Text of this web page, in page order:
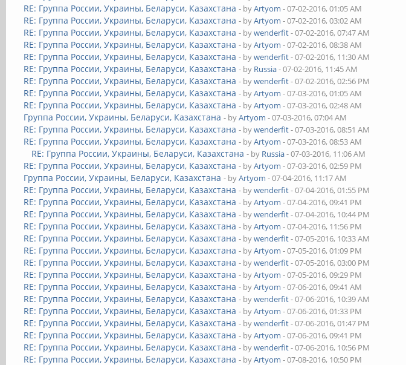
RE: Группа России, Украины, Беларуси, Казахстана - byArtyom - 07-02-2016, 01:05 AM
RE: Группа России, Украины, Беларуси, Казахстана - byArtyom - 07-02-2016, 03:02 AM
RE: Группа России, Украины, Беларуси, Казахстана - bywenderfit- 07-02-2016, 07:47 AM
RE: Группа России, Украины, Беларуси, Казахстана - byArtyom - 07-02-2016, 08:38 AM
RE: Группа России, Украины, Беларуси, Казахстана - bywenderfit- 07-02-2016, 11:30 AM
RE: Группа России, Украины, Беларуси, Казахстана - by Russia- 07-02-2016, 11:45 AM
RE: Группа России, Украины, Беларуси, Казахстана - bywenderfit- 07-02-2016, 02:56 PM
RE: Группа России, Украины, Беларуси, Казахстана - byArtyom - 07-03-2016, 01:05 AM
RE: Группа России, Украины, Беларуси, Казахстана - byArtyom - 07-03-2016, 02:48 AM
Группа России, Украины, Беларуси, Казахстана - byArtyom - 07-03-2016, 07:04 AM
RE: Группа России, Украины, Беларуси, Казахстана - bywenderfit- 07-03-2016, 08:51 AM
RE: Группа России, Украины, Беларуси, Казахстана - byArtyom - 07-03-2016, 08:53 AM
RE: Группа России, Украины, Беларуси, Казахстана - by Russia- 07-03-2016, 11:06 AM
RE: Группа России, Украины, Беларуси, Казахстана - byArtyom - 07-03-2016, 02:59 PM
Группа России, Украины, Беларуси, Казахстана - byArtyom - 07-04-2016, 11:17 AM
RE: Группа России, Украины, Беларуси, Казахстана - bywenderfit- 07-04-2016, 01:55 PM
RE: Группа России, Украины, Беларуси, Казахстана - byArtyom - 07-04-2016, 09:41 PM
RE: Группа России, Украины, Беларуси, Казахстана - bywenderfit- 07-04-2016, 10:44 PM
RE: Группа России, Украины, Беларуси, Казахстана - byArtyom - 07-04-2016, 11:56 PM
RE: Группа России, Украины, Беларуси, Казахстана - bywenderfit- 07-05-2016, 10:33 AM
RE: Группа России, Украины, Беларуси, Казахстана - byArtyom - 07-05-2016, 01:09 PM
RE: Группа России, Украины, Беларуси, Казахстана - bywenderfit- 07-05-2016, 03:00 PM
RE: Группа России, Украины, Беларуси, Казахстана - byArtyom - 07-05-2016, 09:29 PM
RE: Группа России, Украины, Беларуси, Казахстана - byArtyom - 07-06-2016, 09:41 AM
RE: Группа России, Украины, Беларуси, Казахстана - bywenderfit- 07-06-2016, 10:39 AM
RE: Группа России, Украины, Беларуси, Казахстана - byArtyom - 07-06-2016, 01:33 PM
RE: Группа России, Украины, Беларуси, Казахстана - bywenderfit- 07-06-2016, 01:47 PM
RE: Группа России, Украины, Беларуси, Казахстана - byArtyom - 07-06-2016, 09:41 PM
RE: Группа России, Украины, Беларуси, Казахстана - bywenderfit- 07-06-2016, 10:56 PM
RE: Группа России, Украины, Беларуси, Казахстана - byArtyom - 07-08-2016, 10:50 PM